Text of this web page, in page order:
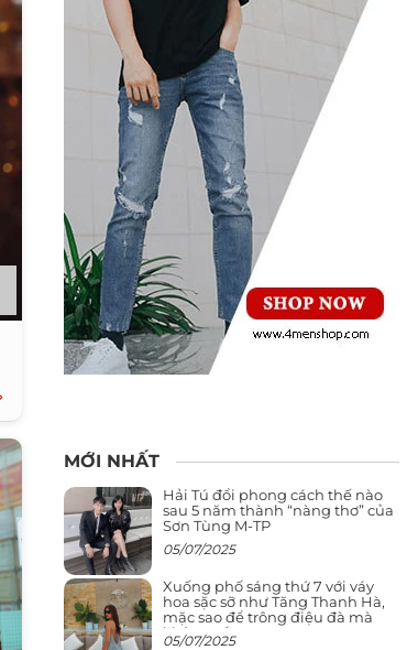
MỚI NHẤT
Hải Tú đổi phong cách thế nào
sau 5 năm thành “nàng thơ” của
Sơn Tùng M-TP
05/07/2025
Xuống phố sáng thứ 7 với váy
hoa sặc sỡ như Tăng Thanh Hà,
mặc sao để trông điệu đà mà
không sến
05/07/2025